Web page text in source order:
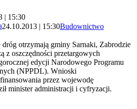
| 15:30
24.10.2013 | 15:30Budownictwo
dróg otrzymają gminy Sarnaki, Zabrodzie
z oszczędności przetargowych
edycji Narodowego Programu
(NPPDL). Wnioski
przez wojewodę
minister administracji i cyfryzacji.